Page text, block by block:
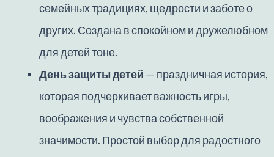
семейных традициях, щедрости и заботе о
других. Создана в спокойном и дружелюбном
для детей тоне.
День защиты детей — праздничная история,
которая подчеркивает важность игры,
воображения и чувства собственной
значимости. Простой выбор для радостного